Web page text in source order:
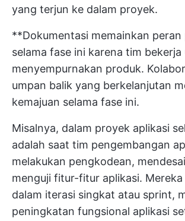
yang terjun ke dalam proyek.
**Dokumentasi memainkan peran
selama fase ini karena tim bekerja
menyempurnakan produk.
umpan balik yang berkelanjutan
kemajuan selama fase ini.
Misalnya, dalam proyek aplikasi
adalah saat tim pengembangan
melakukan pengkodean,
menguji fitur-fitur aplikasi. Mereka
dalam iterasi singkat atau sprint,
peningkatan fungsional aplikasi